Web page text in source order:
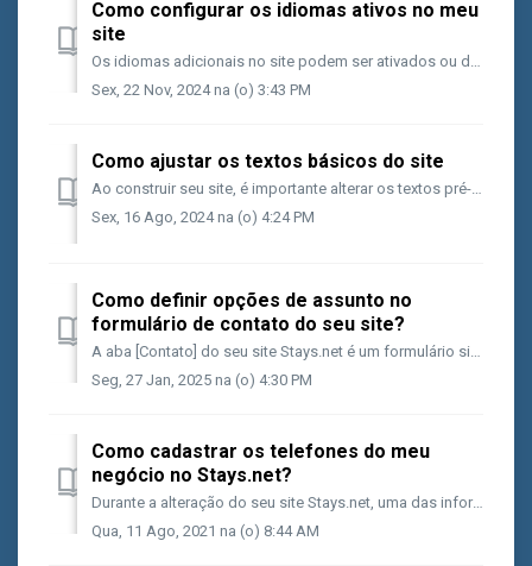
Como configurar os idiomas ativos no meu
site
Os idiomas adicionais no site podem ser ativados ou desativados no App Center do seu sistema, em [App Center > Para seu Site > Idiomas adicionais n...
Sex, 22 Nov, 2024 na (o) 3:43 PM
Como ajustar os textos básicos do site
Ao construir seu site, é importante alterar os textos pré-definidos e incluir informações que façam sentido para o seu negócio. Recomendamos que você naveg...
Sex, 16 Ago, 2024 na (o) 4:24 PM
Como definir opções de assunto no
formulário de contato do seu site?
A aba [Contato] do seu site Stays.net é um formulário simples que possibilita aos usuários deixarem mensagens que vão ser enviadas a um e-mail genérico do s...
Seg, 27 Jan, 2025 na (o) 4:30 PM
Como cadastrar os telefones do meu
negócio no Stays.net?
Durante a alteração do seu site Stays.net, uma das informações mais importantes é o rodapé da página&nbsp;e cadastrar os contatos telefônicos do seu n...
Qua, 11 Ago, 2021 na (o) 8:44 AM